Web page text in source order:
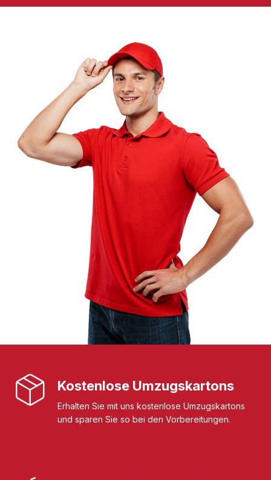
Kostenlose Umzugskartons
Erhalten Sie mit uns kostenlose Umzugskartons
und sparen Sie so bei den Vorbereitungen.